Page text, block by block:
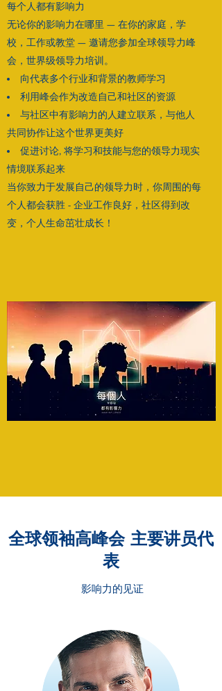
每个人都有影响力
无论你的影响力在哪里 — 在你的家庭，学
校，工作或教堂 — 邀请您参加全球领导力峰
会，世界级领导力培训。
向代表多个行业和背景的教师学习
利用峰会作为改造自己和社区的资源
与社区中有影响力的人建立联系，与他人
共同协作让这个世界更美好
促进讨论, 将学习和技能与您的领导力现实
情境联系起来
当你致力于发展自己的领导力时，你周围的每
个人都会获胜 - 企业工作良好，社区得到改
变，个人生命茁壮成长！
​全球领袖高峰会 主要讲员代
表
影响力的见证